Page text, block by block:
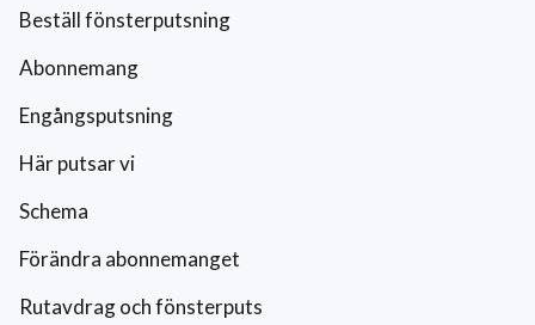
Beställ fönsterputsning
Abonnemang
Engångsputsning
Här putsar vi
Schema
Förändra abonnemanget
Rutavdrag och fönsterputs